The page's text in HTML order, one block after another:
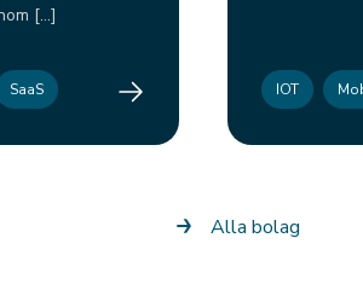
[…]
SaaS Combly AB IOT
Alla bolag